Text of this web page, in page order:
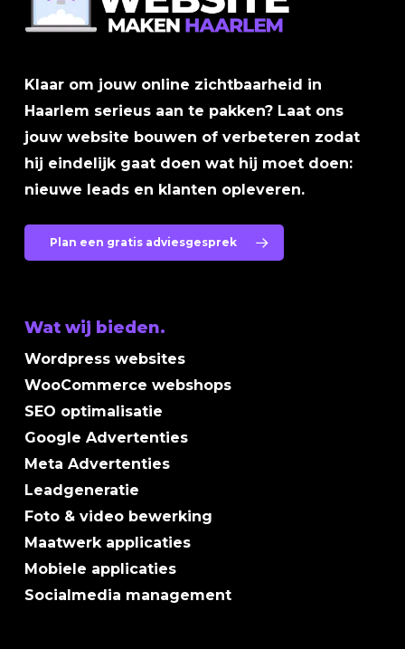
Klaar om jouw online zichtbaarheid in
Haarlem serieus aan te pakken? Laat ons
jouw website bouwen of verbeteren zodat
hij eindelijk gaat doen wat hij moet doen:
nieuwe leads en klanten opleveren.
Plan een gratis adviesgesprek
Wat wij bieden.
Wordpress websites
WooCommerce webshops
SEO optimalisatie
Google Advertenties
Meta Advertenties
Leadgeneratie
Foto & video bewerking
Maatwerk applicaties
Mobiele applicaties
Socialmedia management